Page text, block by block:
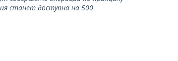
станет доступна на 500